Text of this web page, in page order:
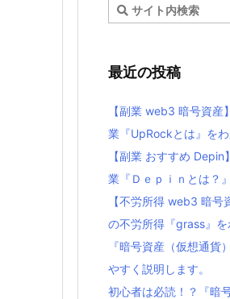
最近の投稿
【副業 web3 暗号資
業『UpRockとは』をわ
【副業 おすすめ
業『Ｄｅｐｉｎとは？
【不労所得 web3 暗
の不労所得『grass』を
『暗号資産（仮想通貨
やすく説明します。
初心者は必読！？『暗